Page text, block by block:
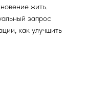
жить.
запрос
как улучшить